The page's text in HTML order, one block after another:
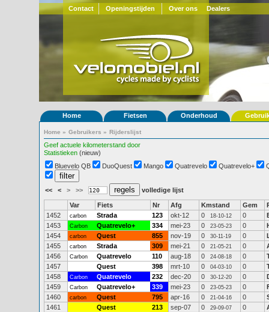
Contact Openingstijden Over ons Dealers
Home Fietsen Onderhoud
Home » Gebruikers » Rijderslijst
Geef actuele kilometerstand door
Statistieken (nieuw)
Bluevelo QB
DuoQuest Mango Quatrevelo Quatrevelo+
<< < > >> volledige lijst
Var Fiets Nr Afg Kmstand Gem
1452
carbon Strada 123 okt-12 0 18-10-12 0
1453
Carbon Quatrevelo+ 334 mei-23 0 23-05-23 0
1454
carbon Quest 855 nov-19 0 30-11-19 0
1455
carbon Strada 309 mei-21 0 21-05-21 0
1456
Carbon Quatrevelo 110 aug-18 0 24-08-18 0
1457
Quest 398 mrt-10 0 04-03-10 0
1458
Carbon Quatrevelo 232 dec-20 0 30-12-20 0
1459
Carbon Quatrevelo+ 339 mei-23 0 23-05-23 0
1460
carbon Quest 795 apr-16 0 21-04-16 0
1461
Quest 213 sep-07 0 29-09-07 0